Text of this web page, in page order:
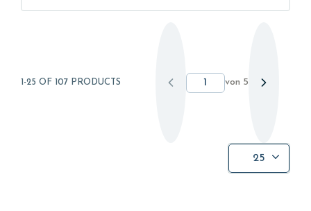
1-25 OF 107 PRODUCTS von 5
25